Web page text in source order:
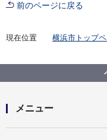
前のページに戻る
現在位置 横浜市トップ
ごみと資源の
ごみと資源の
磯子区の収集
メニュー